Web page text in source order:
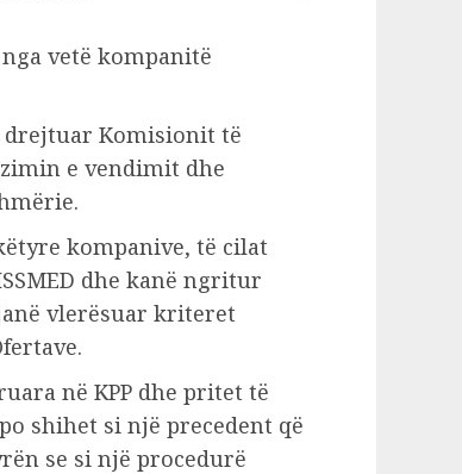
vetë kompanitë
drejtuar Komisionit të
e vendimit dhe
kompanive, të cilat
dhe kanë ngritur
vlerësuar kriteret
në KPP dhe pritet të
shihet si një precedent që
se si një procedurë